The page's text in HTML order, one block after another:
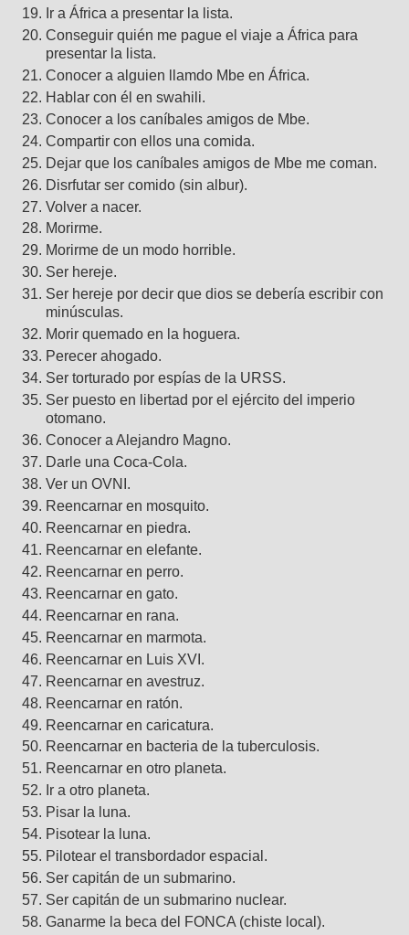
Ir a África a presentar la lista.
Conseguir quién me pague el viaje a África para
presentar la lista.
Conocer a alguien llamdo Mbe en África.
Hablar con él en swahili.
Conocer a los caníbales amigos de Mbe.
Compartir con ellos una comida.
Dejar que los caníbales amigos de Mbe me coman.
Disrfutar ser comido (sin albur).
Volver a nacer.
Morirme.
Morirme de un modo horrible.
Ser hereje.
Ser hereje por decir que dios se debería escribir con
minúsculas.
Morir quemado en la hoguera.
Perecer ahogado.
Ser torturado por espías de la URSS.
Ser puesto en libertad por el ejército del imperio
otomano.
Conocer a Alejandro Magno.
Darle una Coca-Cola.
Ver un OVNI.
Reencarnar en mosquito.
Reencarnar en piedra.
Reencarnar en elefante.
Reencarnar en perro.
Reencarnar en gato.
Reencarnar en rana.
Reencarnar en marmota.
Reencarnar en Luis XVI.
Reencarnar en avestruz.
Reencarnar en ratón.
Reencarnar en caricatura.
Reencarnar en bacteria de la tuberculosis.
Reencarnar en otro planeta.
Ir a otro planeta.
Pisar la luna.
Pisotear la luna.
Pilotear el transbordador espacial.
Ser capitán de un submarino.
Ser capitán de un submarino nuclear.
Ganarme la beca del FONCA (chiste local).